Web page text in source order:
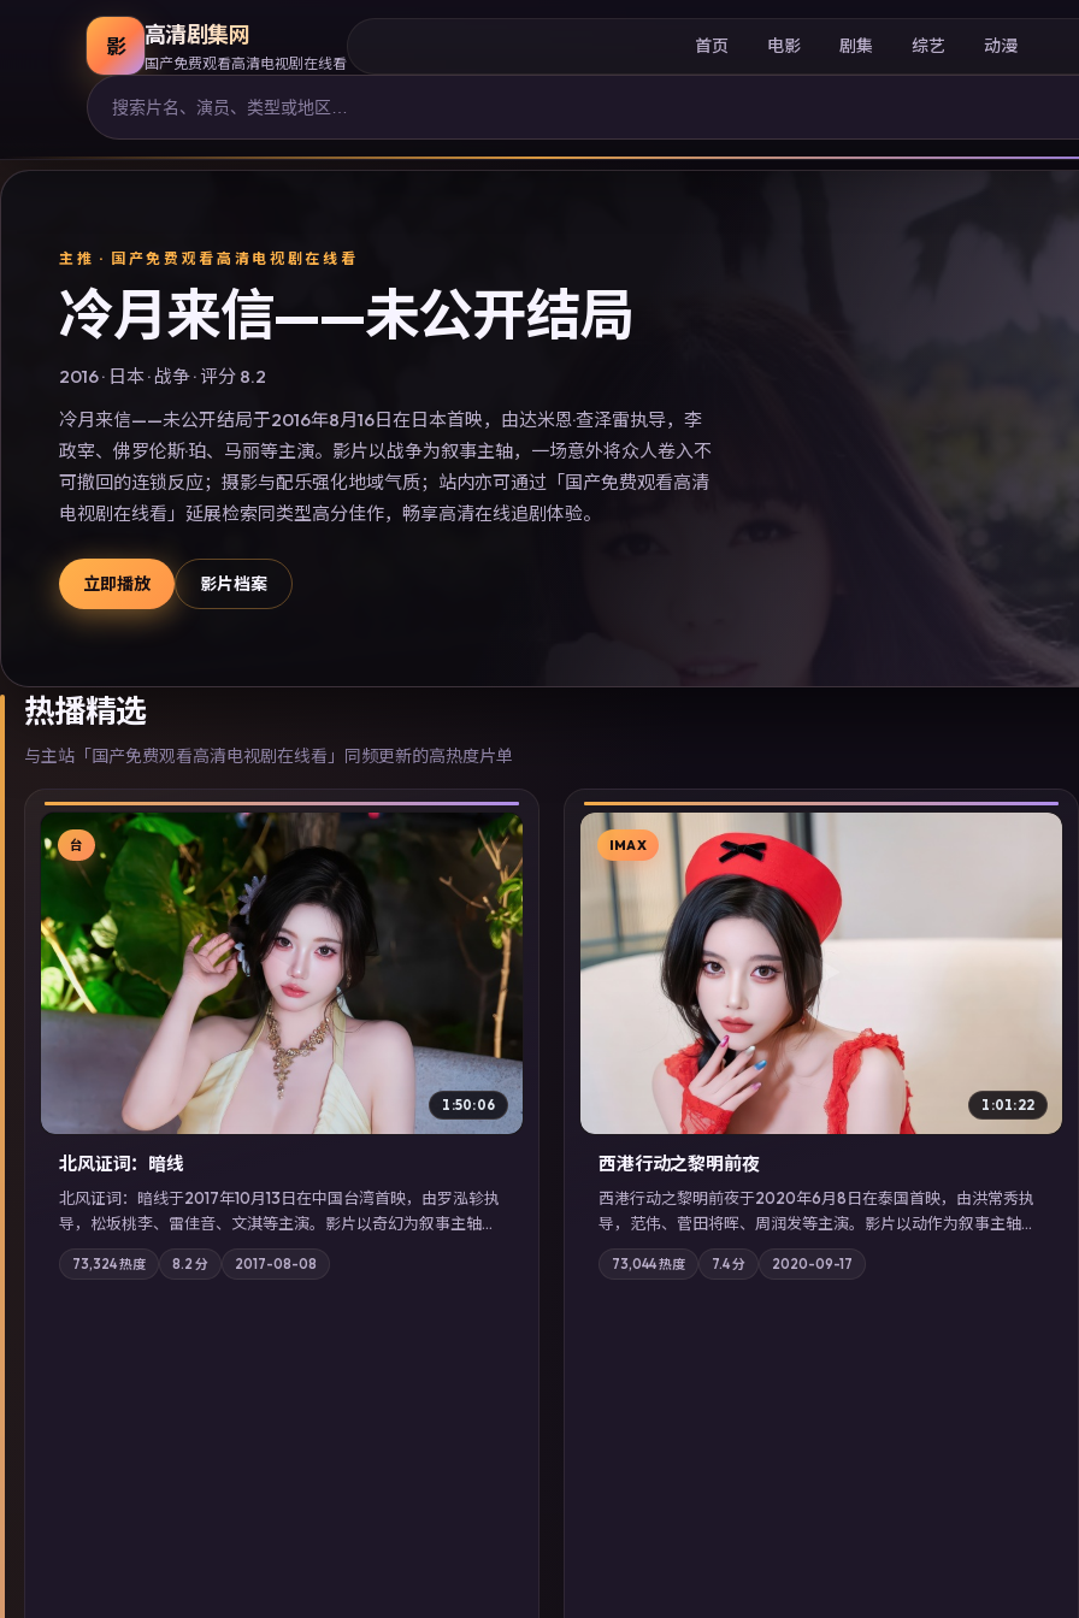
影 高清剧集网
国产免费观看高清电视剧在线看
首页 电影 剧集 综艺 动漫
主推 · 国产免费观看高清电视剧在线看
冷月来信——未公开结局
2016· 日本· 战争· 评分 8.2
冷月来信——未公开结局于2016年8月16日在日本首映，由达米恩·查泽雷执导，李
政宰、佛罗伦斯·珀、马丽等主演。影片以战争为叙事主轴，一场意外将众人卷入不
可撤回的连锁反应；摄影与配乐强化地域气质；站内亦可通过「国产免费观看高清
电视剧在线看」延展检索同类型高分佳作，畅享高清在线追剧体验。
立即播放 影片档案
热播精选
与主站「国产免费观看高清电视剧在线看」同频更新的高热度片单
▶
台
1:50:06
北风证词：暗线
北风证词：暗线于2017年10月13日在中国台湾首映，由罗泓轸执
导，松坂桃李、雷佳音、文淇等主演。影片以奇幻为叙事主轴，
旧案重提，真相与谎言在同一条时间线上交锋；摄影与配乐强化
地域气质；站内亦可通过「国产免费观看高清电视剧在线看」延
73,324热度 8.2 分 2017-08-08
▶
IMAX
1:01:22
西港行动之黎明前夜
西港行动之黎明前夜于2020年6月8日在泰国首映，由洪常秀执
导，范伟、菅田将晖、周润发等主演。影片以动作为叙事主轴，
亲情与职责必须在倒计时结束前做出抉择；摄影与配乐强化地域
气质；站内亦可通过「国产免费观看高清电视剧在线看」延展检
73,044热度 7.4分 2020-09-17